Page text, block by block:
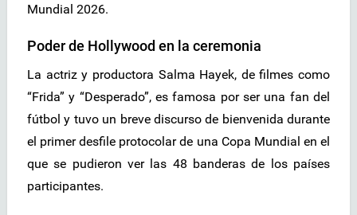
Mundial 2026.
Poder de Hollywood en la ceremonia
La actriz y productora Salma Hayek, de filmes como
“Frida” y “Desperado”, es famosa por ser una fan del
fútbol y tuvo un breve discurso de bienvenida durante
el primer desfile protocolar de una Copa Mundial en el
que se pudieron ver las 48 banderas de los países
participantes.